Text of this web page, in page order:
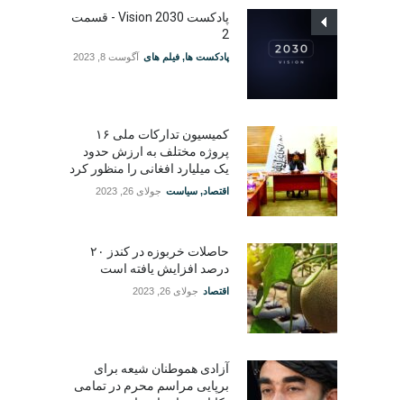
پادکست Vision 2030 - قسمت
2
پادکست ها, فیلم های آگوست 8, 2023
کمیسیون تدارکات ملی ۱۶
پروژه مختلف به ارزش حدود
یک میلیارد افغانی را منظور کرد
اقتصاد, سیاست جولای 26, 2023
حاصلات خربوزه در کندز ۲۰
درصد افزایش یافته است
اقتصاد جولای 26, 2023
آزادی هموطنان شیعه برای
برپایی مراسم محرم در تمامی